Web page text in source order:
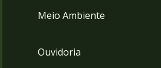
Meio Ambiente
Ouvidoria